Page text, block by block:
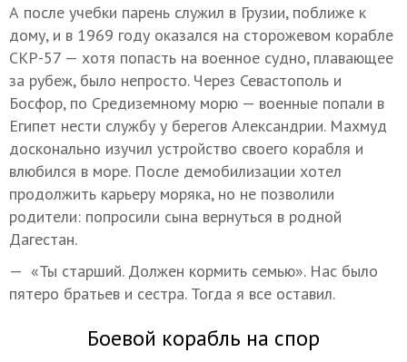
А после учебки парень служил в Грузии, поближе к
дому, и в 1969 году оказался на сторожевом корабле
СКР-57 — хотя попасть на военное судно, плавающее
за рубеж, было непросто. Через Севастополь и
Босфор, по Средиземному морю — военные попали в
Египет нести службу у берегов Александрии. Махмуд
досконально изучил устройство своего корабля и
влюбился в море. После демобилизации хотел
продолжить карьеру моряка, но не позволили
родители: попросили сына вернуться в родной
Дагестан.
— «Ты старший. Должен кормить семью». Нас было
пятеро братьев и сестра. Тогда я все оставил.
Боевой корабль на спор